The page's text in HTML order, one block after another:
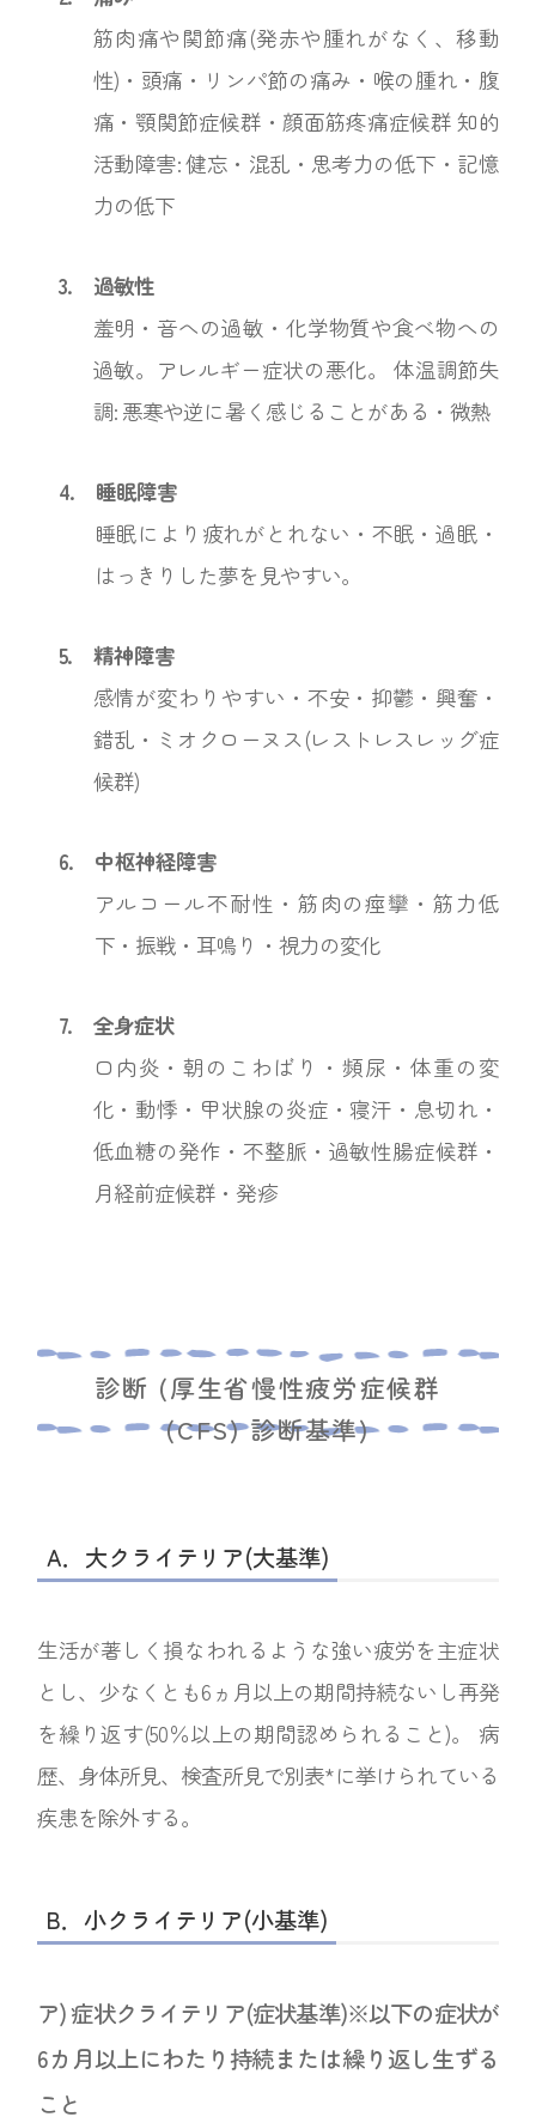
筋肉痛や関節痛(発赤や腫れがなく、移動
性)・頭痛・リンパ節の痛み・喉の腫れ・腹
痛・顎関節症候群・顔面筋疼痛症候群 知的
活動障害: 健忘・混乱・思考力の低下・記憶
力の低下
3.
過敏性
羞明・音への過敏・化学物質や食べ物への
過敏。アレルギー症状の悪化。 体温調節失
調: 悪寒や逆に暑く感じることがある・微熱
4.
睡眠障害
睡眠により疲れがとれない・不眠・過眠・
はっきりした夢を見やすい。
5.
精神障害
感情が変わりやすい・不安・抑鬱・興奮・
錯乱・ミオクローヌス(レストレスレッグ症
候群)
6.
中枢神経障害
アルコール不耐性・筋肉の痙攣・筋力低
下・振戦・耳鳴り・視力の変化
7.
全身症状
口内炎・朝のこわばり・頻尿・体重の変
化・動悸・甲状腺の炎症・寝汗・息切れ・
低血糖の発作・不整脈・過敏性腸症候群・
月経前症候群・発疹
診断 (厚生省慢性疲労症候群
(CFS) 診断基準)
A．大クライテリア(大基準)
生活が著しく損なわれるような強い疲労を主症状
とし、少なくとも6ヵ月以上の期間持続ないし再発
を繰り返す(50％以上の期間認められること)。 病
歴、身体所見、検査所見で別表*に挙けられている
疾患を除外する。
B．小クライテリア(小基準)
ア) 症状クライテリア(症状基準)※以下の症状が
6カ月以上にわたり持続または繰り返し生ずる
こと